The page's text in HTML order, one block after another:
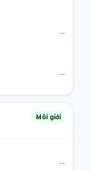
→
→
Môi giới
→